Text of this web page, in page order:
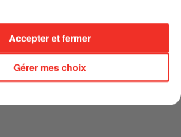
"JE RESPIRE MIEUX SUR SCÈNE" -
CALOGERO
Gérer mes choix
Accepter et fermer